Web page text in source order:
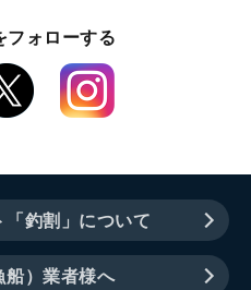
フォローする
釣割」について
船）業者様へ